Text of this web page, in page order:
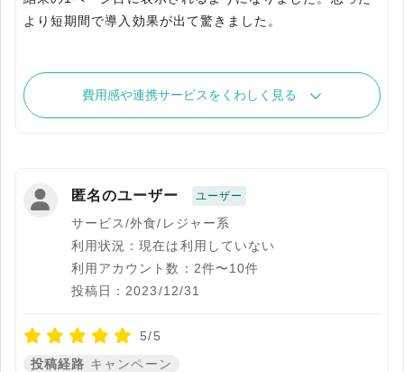
より短期間で導入効果が出て驚きました。
費用感や連携サービスをくわしく見る
匿名のユーザー ユーザー
サービス/外食/レジャー系
利用状況：現在は利用していない
利用アカウント数：2件〜10件
投稿日：2023/12/31
5/5
投稿経路 キャンペーン